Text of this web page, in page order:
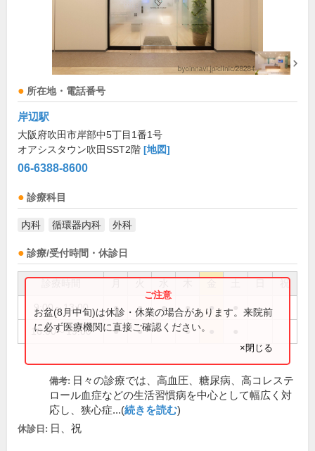
所在地・電話番号
岸辺駅
大阪府吹田市岸部中5丁目1番1号
オアシスタウン吹田SST2階 [地図]
06-6388-8600
診療科目
内科 循環器内科 外科
診療/受付時間・休診日
祝
9:00～13:00 ● ● ● ● ●
16:00～19:00 ● ● ●
お盆(8月中旬)は休診・休業の場合があります。来院前
に必ず医療機関に直接ご確認ください。
×閉じる
備考: 日々の診療では、高血圧、糖尿病、高コレステ
ロール血症などの生活習慣病を中心として幅広く対
応し、狭心症...(続きを読む)
休診日: 日、祝